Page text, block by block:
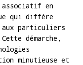
associatif en
qui diffère
aux particuliers
démarche,
minutieuse et